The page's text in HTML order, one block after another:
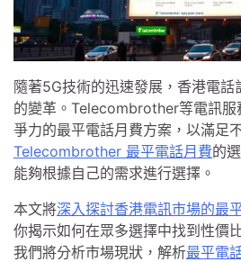
隨著5G技術的迅速發展，香港電話
的變革。Telecombrother等電訊服
爭力的最平電話月費方案，以滿足
Telecombrother 最平電話月費的
能夠根據自己的需求進行選擇。
本文將深入探討香港電訊市場的最
你揭示如何在眾多選擇中找到性價
我們將分析市場現狀，解析最平電